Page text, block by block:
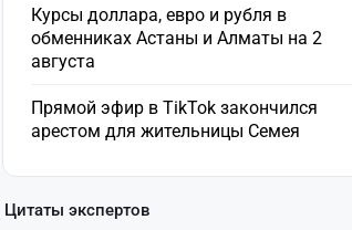
Курсы доллара, евро и рубля в
обменниках Астаны и Алматы на 2
августа
Прямой эфир в TikTok закончился
арестом для жительницы Семея
Цитаты экспертов